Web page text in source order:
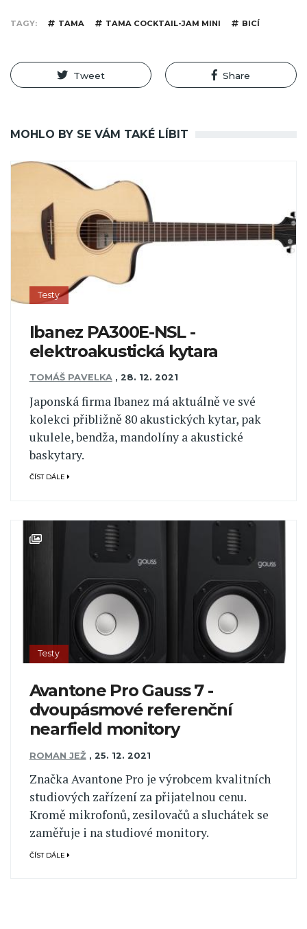
TAGY TAMA TAMA COCKTAIL-JAM MINI BICÍ
Tweet Share
MOHLO BY SE VÁM TAKÉ LÍBIT
Testy
Ibanez PA300E-NSL -
elektroakustická kytara
TOMÁŠ PAVELKA , 28. 12. 2021
Japonská firma Ibanez má aktuálně ve své
kolekci přibližně 80 akustických kytar, pak
ukulele, bendža, mandolíny a akustické
baskytary.
ČÍST DÁLE
Testy
Avantone Pro Gauss 7 -
dvoupásmové referenční
nearfield monitory
ROMAN JEŽ , 25. 12. 2021
Značka Avantone Pro je výrobcem kvalitních
studiových zařízení za přijatelnou cenu.
Kromě mikrofonů, zesilovačů a sluchátek se
zaměřuje i na studiové monitory.
ČÍST DÁLE